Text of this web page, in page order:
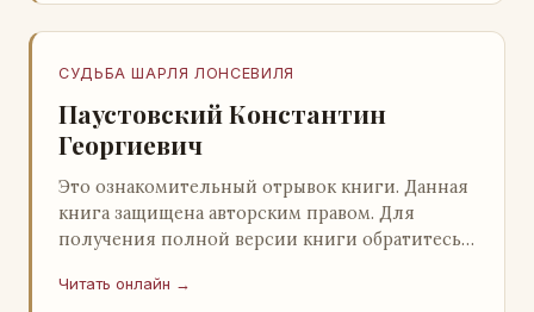
СУДЬБА ШАРЛЯ ЛОНСЕВИЛЯ
Паустовский Константин
Георгиевич
Это ознакомительный отрывок книги. Данная
книга защищена авторским правом. Для
получения полной версии книги обратитесь к
легального ко…
Читать онлайн →